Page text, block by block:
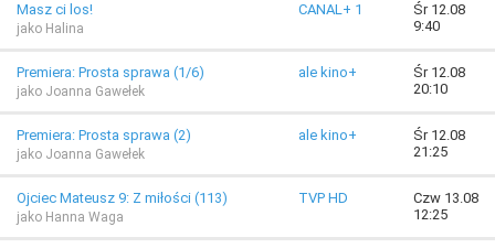
Masz ci los!
jako Halina
CANAL+ 1
Śr 12.08
9:40
Premiera: Prosta sprawa (1/6)
jako Joanna Gawełek
ale kino+
Śr 12.08
20:10
Premiera: Prosta sprawa (2)
jako Joanna Gawełek
ale kino+
Śr 12.08
21:25
Ojciec Mateusz 9: Z miłości (113)
jako Hanna Waga
TVP HD
Czw 13.08
12:25